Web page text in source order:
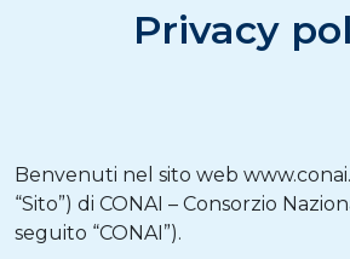
Privacy
Benvenuti nel sito web
“Sito”) di CONAI – Consorzio
seguito “CONAI”).